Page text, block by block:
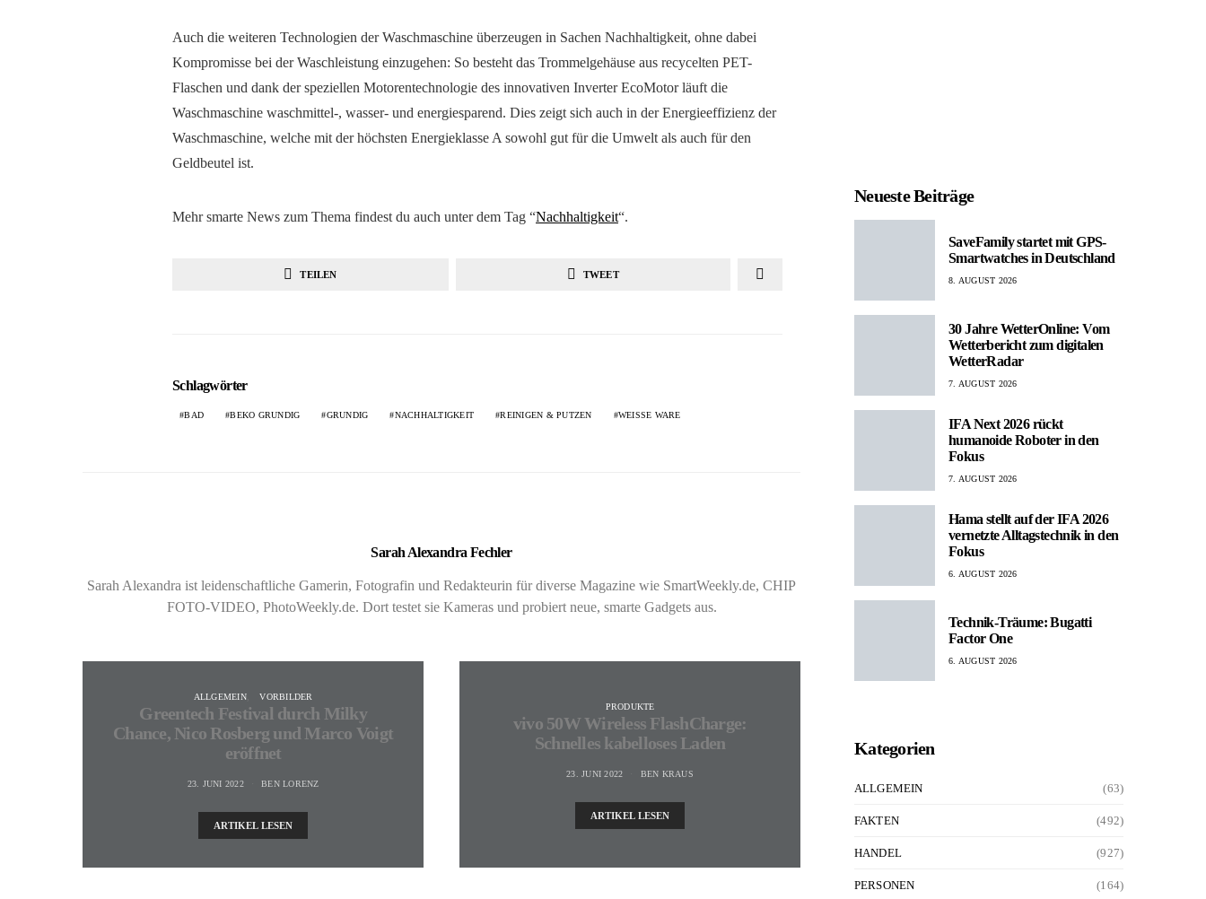
Auch die weiteren Technologien der Waschmaschine überzeugen in Sachen Nachhaltigkeit, ohne dabei
Kompromisse bei der Waschleistung einzugehen: So besteht das Trommelgehäuse aus recycelten PET-
Flaschen und dank der speziellen Motorentechnologie des innovativen Inverter EcoMotor läuft die
Waschmaschine waschmittel-, wasser- und energiesparend. Dies zeigt sich auch in der Energieeffizienz der
Waschmaschine, welche mit der höchsten Energieklasse A sowohl gut für die Umwelt als auch für den
Geldbeutel ist.
Mehr smarte News zum Thema findest du auch unter dem Tag “Nachhaltigkeit“.
TEILEN TWEET
Schlagwörter
BAD BEKO GRUNDIG GRUNDIG NACHHALTIGKEIT REINIGEN & PUTZEN WEISSE WARE
Sarah Alexandra Fechler
Sarah Alexandra ist leidenschaftliche Gamerin, Fotografin und Redakteurin für diverse Magazine wie SmartWeekly.de, CHIP
FOTO-VIDEO, PhotoWeekly.de. Dort testet sie Kameras und probiert neue, smarte Gadgets aus.
ALLGEMEIN VORBILDER
Greentech Festival durch Milky
Chance, Nico Rosberg und Marco Voigt
eröffnet
23. JUNI 2022 BEN LORENZ
ARTIKEL LESEN
PRODUKTE
vivo 50W Wireless FlashCharge:
Schnelles kabelloses Laden
23. JUNI 2022 BEN KRAUS
ARTIKEL LESEN
Neueste Beiträge
SaveFamily startet mit GPS-
Smartwatches in Deutschland
8. AUGUST 2026
30 Jahre WetterOnline: Vom
Wetterbericht zum digitalen
WetterRadar
7. AUGUST 2026
IFA Next 2026 rückt
humanoide Roboter in den
Fokus
7. AUGUST 2026
Hama stellt auf der IFA 2026
vernetzte Alltagstechnik in den
Fokus
6. AUGUST 2026
Technik-Träume: Bugatti
Factor One
6. AUGUST 2026
Kategorien
ALLGEMEIN (63)
FAKTEN (492)
HANDEL (927)
PERSONEN (164)